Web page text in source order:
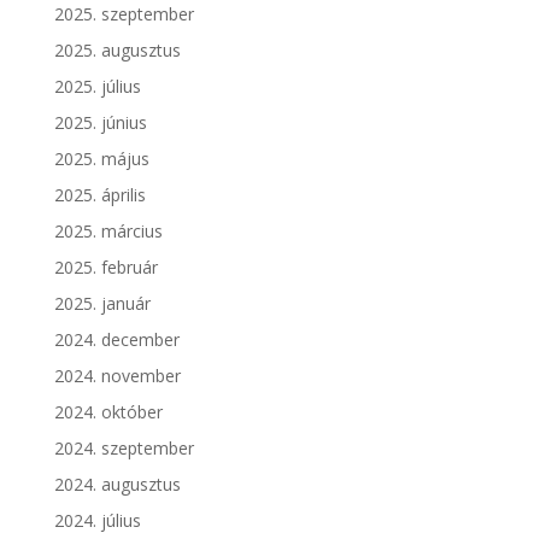
2025. szeptember
2025. augusztus
2025. július
2025. június
2025. május
2025. április
2025. március
2025. február
2025. január
2024. december
2024. november
2024. október
2024. szeptember
2024. augusztus
2024. július